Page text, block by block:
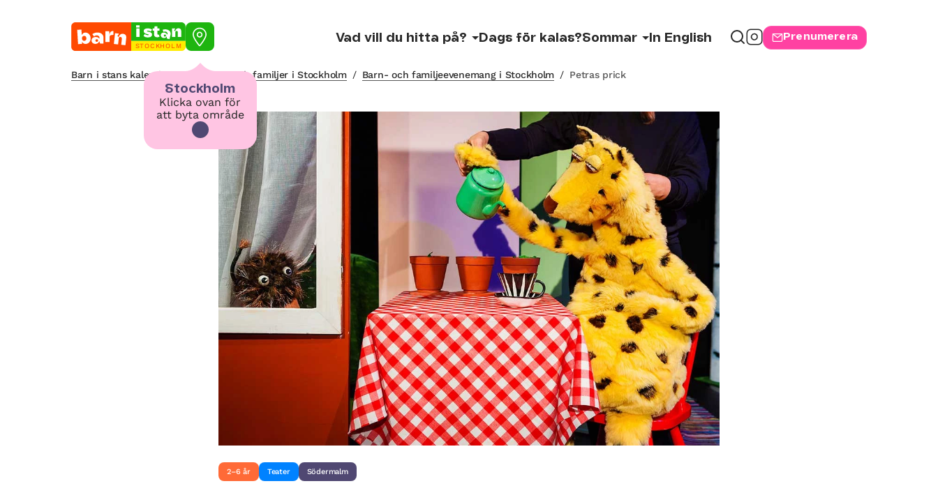
STOCKHOLM
Stockholm
Klicka ovan för
att byta område
Vad vill du hitta på? Dags för kalas?Sommar In English Prenumerera
Barn i stans kalendarium för barn och familjer i Stockholm / Barn- och familjeevenemang i Stockholm / Petras prick
2–6 år Teater Södermalm